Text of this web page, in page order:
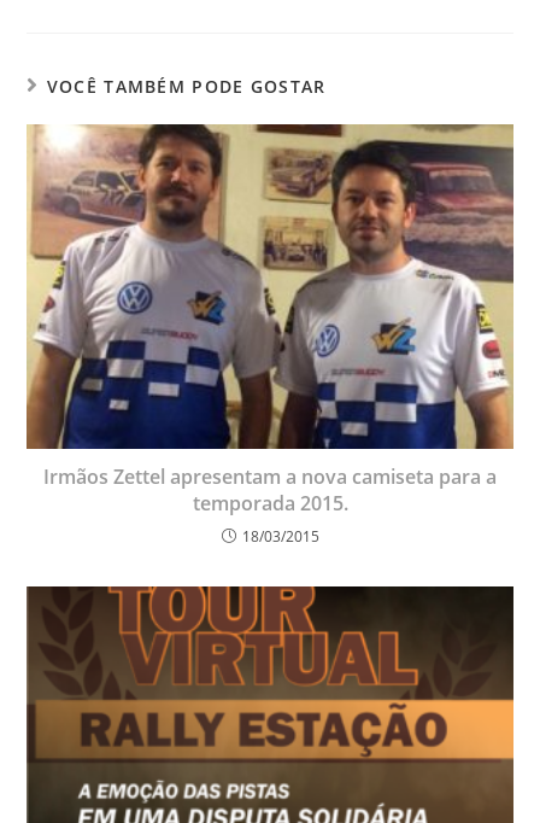
VOCÊ TAMBÉM PODE GOSTAR
Irmãos Zettel apresentam a nova camiseta para a
temporada 2015.
18/03/2015